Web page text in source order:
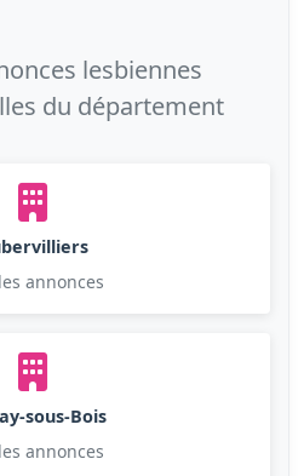
lesbiennes
du département
annonces
sous-Bois
annonces